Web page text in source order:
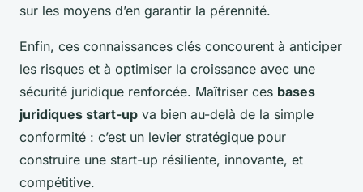
sur les moyens d’en garantir la pérennité.
Enfin, ces connaissances clés concourent à anticiper
les risques et à optimiser la croissance avec une
sécurité juridique renforcée. Maîtriser ces bases
juridiques start-up va bien au-delà de la simple
conformité : c’est un levier stratégique pour
construire une start-up résiliente, innovante, et
compétitive.